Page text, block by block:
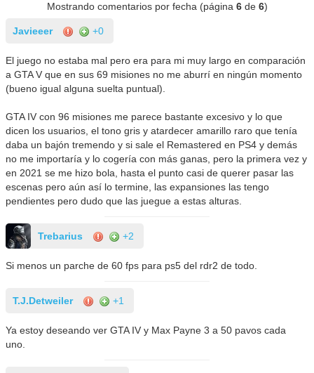
Mostrando comentarios por fecha (página 6de 6)
Javieeer +0
El juego no estaba mal pero era para mi muy largo en comparación
a GTA V que en sus 69 misiones no me aburrí en ningún momento
(bueno igual alguna suelta puntual).
GTA IV con 96 misiones me parece bastante excesivo y lo que
dicen los usuarios, el tono gris y atardecer amarillo raro que tenía
daba un bajón tremendo y si sale el Remastered en PS4 y demás
no me importaría y lo cogería con más ganas, pero la primera vez y
en 2021 se me hizo bola, hasta el punto casi de querer pasar las
escenas pero aún así lo termine, las expansiones las tengo
pendientes pero dudo que las juegue a estas alturas.
Trebarius +2
Si menos un parche de 60 fps para ps5 del rdr2 de todo.
T.J.Detweiler +1
Ya estoy deseando ver GTA IV y Max Payne 3 a 50 pavos cada
uno.